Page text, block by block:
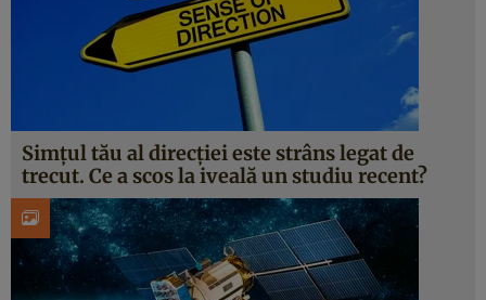
Simțul tău al direcției este strâns legat de
trecut. Ce a scos la iveală un studiu recent?